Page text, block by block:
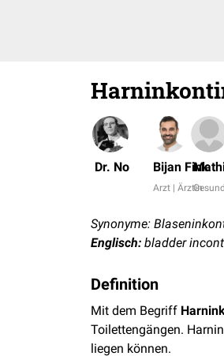
Dr. No Bijan Fink
Arzt | Ärztin
Synonyme:
Englisch: bladder
Definition
Mit dem Begriff
Toilettengängen.
liegen können.